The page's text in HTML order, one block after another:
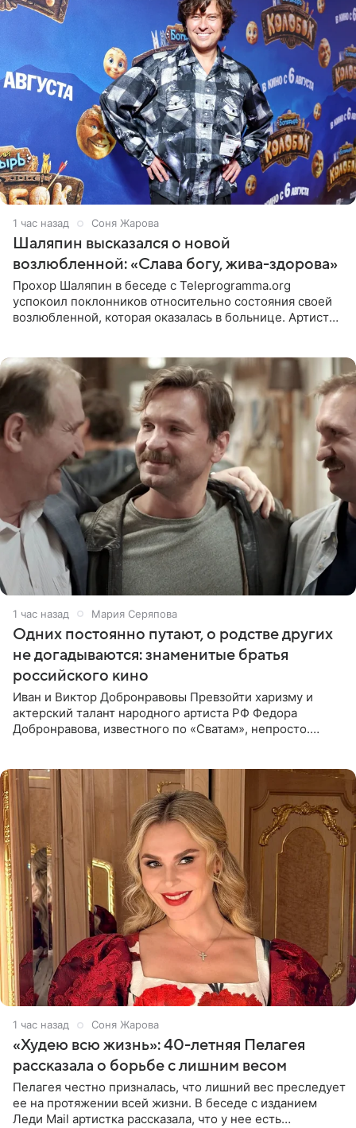
1 час назад Соня Жарова
Шаляпин высказался о новой
возлюбленной: «Слава богу, жива-здорова»
Прохор Шаляпин в беседе с Teleprogramma.org
успокоил поклонников относительно состояния своей
возлюбленной, которая оказалась в больнице. Артист
1 час назад Мария Серяпова
Одних постоянно путают, о родстве других
не догадываются: знаменитые братья
российского кино
Иван и Виктор Добронравовы Превзойти харизму и
актерский талант народного артиста РФ Федора
Добронравова, известного по «Сватам», непросто.
1 час назад Соня Жарова
«Худею всю жизнь»: 40-летняя Пелагея
рассказала о борьбе с лишним весом
Пелагея честно призналась, что лишний вес преследует
ее на протяжении всей жизни. В беседе с изданием
Леди Mail артистка рассказала, что у нее есть